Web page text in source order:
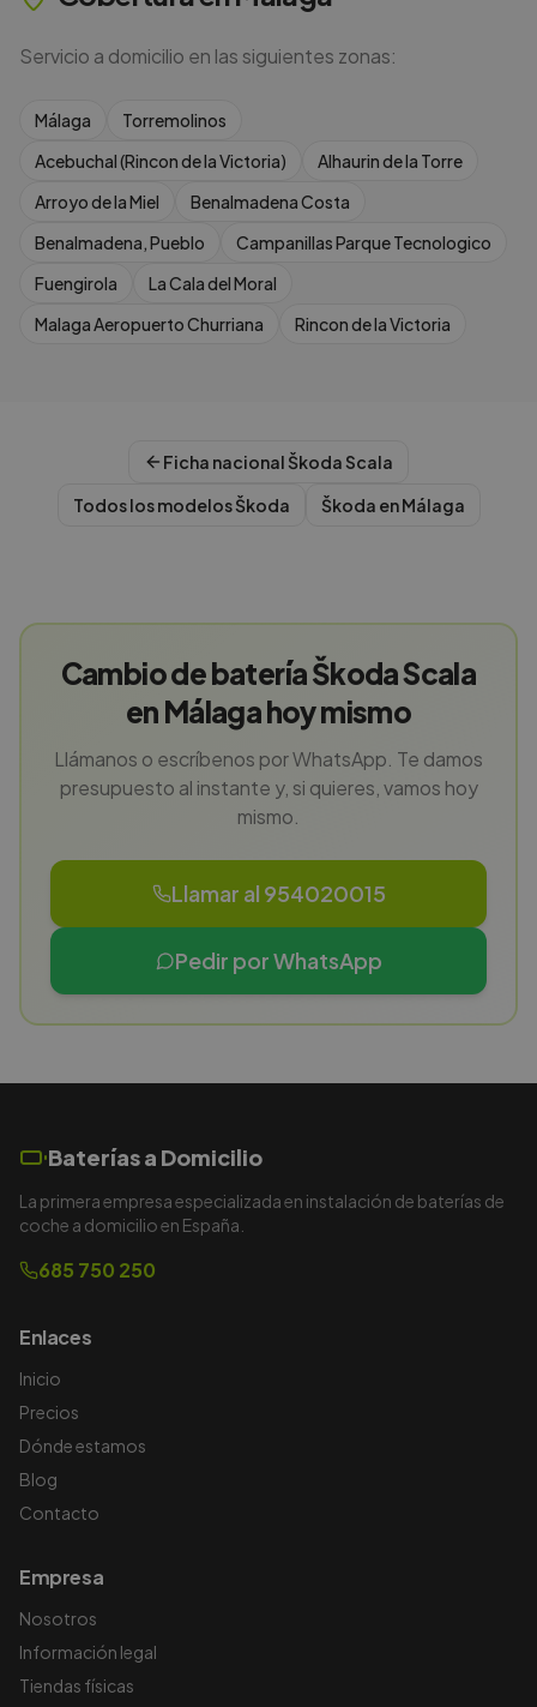
Servicio a domicilio en las siguientes zonas:
Málaga
Torremolinos
Acebuchal (Rincon de la Victoria)
Alhaurin de la Torre
Arroyo de la Miel
Benalmadena Costa
Benalmadena, Pueblo
Campanillas Parque Tecnologico
Fuengirola
La Cala del Moral
Malaga Aeropuerto Churriana
Rincon de la Victoria
Ficha nacional ŠkodaScala
Todos los modelosŠkoda Škoda enMálaga
Cambio de batería Škoda Scala
en Málaga hoy mismo
Llámanos o escríbenos por WhatsApp. Te damos
presupuesto al instante y, si quieres, vamos hoy
mismo.
Llamar al 954020015
Pedir por WhatsApp
Baterías a Domicilio
La primera empresa especializada en instalación de baterías de
coche a domicilio en España.
685 750 250
Enlaces
Inicio
Precios
Dónde estamos
Blog
Contacto
Empresa
Nosotros
Información legal
Tiendas físicas